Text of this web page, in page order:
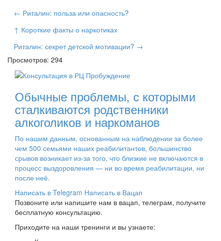
← Риталин: польза или опасность?
↑ Короткие факты о наркотиках
Риталин: секрет детской мотивации? →
Просмотров: 294
Обычные проблемы, с которыми
сталкиваются родственники
алкоголиков и наркоманов
По нашим данным, основанным на наблюдении за более
чем 500 семьями наших реабилитантов, большинство
срывов возникает из-за того, что близкие не включаются в
процесс выздоровления — ни во время реабилитации, ни
после неё.
Написать в Telegram Написать в Вацап
Позвоните или напишите нам в вацап, телеграм, получите
бесплатную консультацию.
Приходите на наши тренинги и вы узнаете: